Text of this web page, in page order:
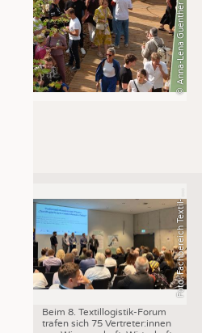
© Anna-Lena Guenther
o
t
o
:
F
a
c
h
b
e
r
e
i
c
h
T
e
x
t
il
-
u
d
B
e
k
l
e
i
d
u
n
g
s
t
e
c
h
n
i
k
/
H
S
N
Beim 8. Textillogistik-Forum
trafen sich 75 Vertreter:innen